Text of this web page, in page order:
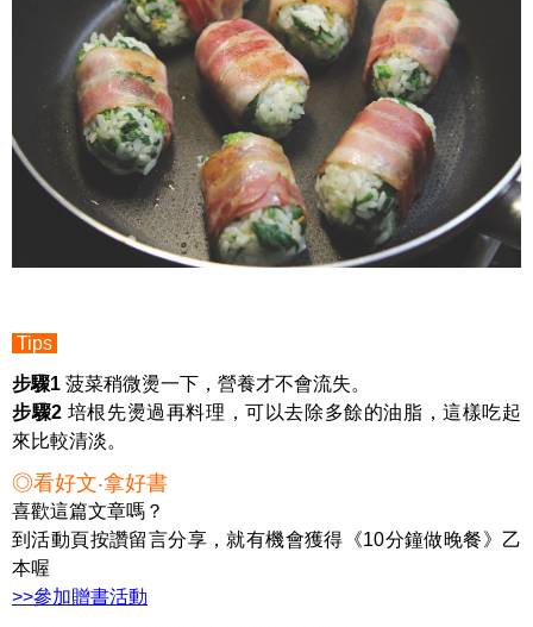
Tips
步驟1 菠菜稍微燙一下，營養才不會流失。
步驟2 培根先燙過再料理，可以去除多餘的油脂，這樣吃起
來比較清淡。
◎看好文‧拿好書
喜歡這篇文章嗎？
到活動頁按讚留言分享，就有機會獲得《10分鐘做晚餐》乙
本喔
>>參加贈書活動